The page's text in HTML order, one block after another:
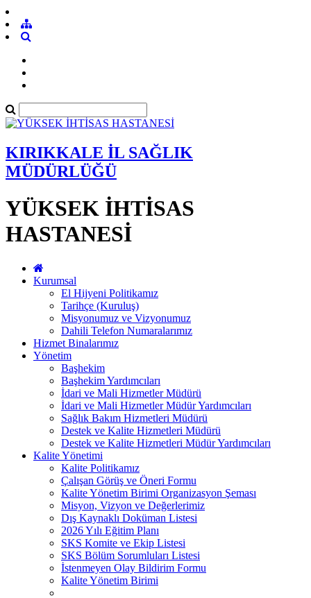
KIRIKKALE İL SAĞLIK
MÜDÜRLÜĞÜ
YÜKSEK İHTİSAS
HASTANESİ
Kurumsal
El Hijyeni Politikamız
Tarihçe (Kuruluş)
Misyonumuz ve Vizyonumuz
Dahili Telefon Numaralarımız
Hizmet Binalarımız
Yönetim
Başhekim
Başhekim Yardımcıları
İdari ve Mali Hizmetler Müdürü
İdari ve Mali Hizmetler Müdür Yardımcıları
Sağlık Bakım Hizmetleri Müdürü
Destek ve Kalite Hizmetleri Müdürü
Destek ve Kalite Hizmetleri Müdür Yardımcıları
Kalite Yönetimi
Kalite Politikamız
Çalışan Görüş ve Öneri Formu
Kalite Yönetim Birimi Organizasyon Şeması
Misyon, Vizyon ve Değerlerimiz
Dış Kaynaklı Doküman Listesi
2026 Yılı Eğitim Planı
SKS Komite ve Ekip Listesi
SKS Bölüm Sorumluları Listesi
İstenmeyen Olay Bildirim Formu
Kalite Yönetim Birimi